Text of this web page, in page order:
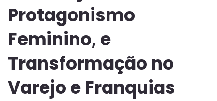
Protagonismo
Feminino, e
Transformação no
Varejo e Franquias